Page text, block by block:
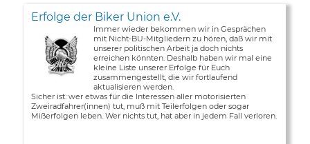
Erfolge der Biker Union e.V.
Immer wieder bekommen wir in Gesprächen
mit Nicht-BU-Mitgliedern zu hören, daß wir mit
unserer politischen Arbeit ja doch nichts
erreichen könnten. Deshalb haben wir mal eine
kleine Liste unserer Erfolge für Euch
zusammengestellt, die wir fortlaufend
aktualisieren werden.
Sicher ist: wer etwas für die Interessen aller motorisierten
Zweiradfahrer(innen) tut, muß mit Teilerfolgen oder sogar
Mißerfolgen leben. Wer nichts tut, hat aber in jedem Fall verloren.